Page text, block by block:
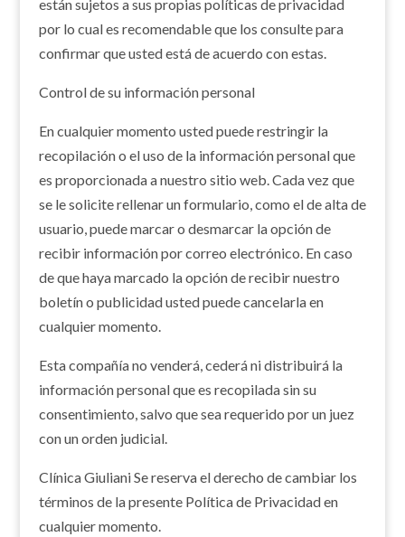
están sujetos a sus propias políticas de privacidad
por lo cual es recomendable que los consulte para
confirmar que usted está de acuerdo con estas.
Control de su información personal
En cualquier momento usted puede restringir la
recopilación o el uso de la información personal que
es proporcionada a nuestro sitio web. Cada vez que
se le solicite rellenar un formulario, como el de alta de
usuario, puede marcar o desmarcar la opción de
recibir información por correo electrónico. En caso
de que haya marcado la opción de recibir nuestro
boletín o publicidad usted puede cancelarla en
cualquier momento.
Esta compañía no venderá, cederá ni distribuirá la
información personal que es recopilada sin su
consentimiento, salvo que sea requerido por un juez
con un orden judicial.
Clínica Giuliani Se reserva el derecho de cambiar los
términos de la presente Política de Privacidad en
cualquier momento.